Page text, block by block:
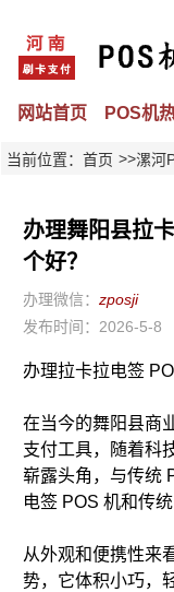
网站首页 POS机
当前位置： 首页 >>漯河
办理舞阳县拉
个好？
办理微信： zposji
发布时间：2026-5-8
办理拉卡拉电签
在当今的舞阳县商
支付工具，随着科
崭露头角，与传统
电签 POS 机和传
从外观和便携性来
势，它体积小巧，